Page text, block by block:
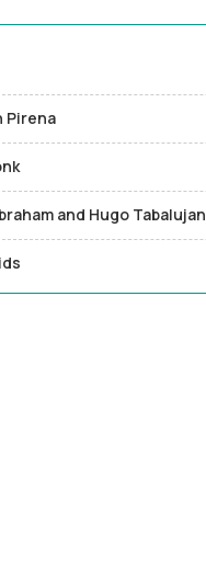
Pirena
and Hugo Tabalujan